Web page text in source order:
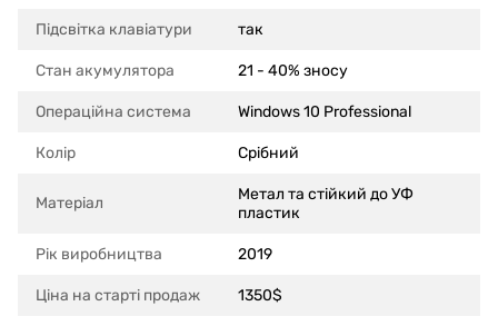
Підсвітка клавіатури так
Стан акумулятора 21 - 40% зносу
Операційна система Windows 10 Professional
Колір Срібний
Матеріал
Метал та стійкий до УФ
пластик
Рік виробництва 2019
Ціна на старті продаж 1350$